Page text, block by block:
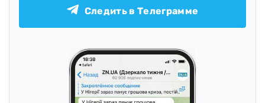
Следить в Телеграмме